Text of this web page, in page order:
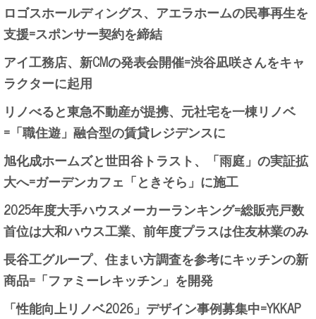
ロゴスホールディングス、アエラホームの民事再生を
支援=スポンサー契約を締結
アイ工務店、新CMの発表会開催=渋谷凪咲さんをキャ
ラクターに起用
リノべると東急不動産が提携、元社宅を一棟リノベ
=「職住遊」融合型の賃貸レジデンスに
旭化成ホームズと世田谷トラスト、「雨庭」の実証拡
大へ=ガーデンカフェ「ときそら」に施工
2025年度大手ハウスメーカーランキング=総販売戸数
首位は大和ハウス工業、前年度プラスは住友林業のみ
長谷工グループ、住まい方調査を参考にキッチンの新
商品=「ファミーレキッチン」を開発
「性能向上リノベ2026」デザイン事例募集中=YKKAP